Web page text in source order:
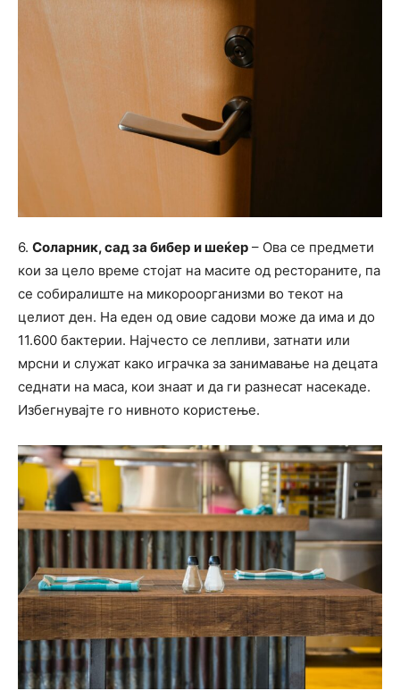
6. Соларник, сад за бибер и шеќер – Ова се предмети
кои за цело време стојат на масите од рестораните, па
се собиралиште на микороорганизми во текот на
целиот ден. На еден од овие садови може да има и до
11.600 бактерии. Најчесто се лепливи, затнати или
мрсни и служат како играчка за занимавање на децата
седнати на маса, кои знаат и да ги разнесат насекаде.
Избегнувајте го нивното користење.